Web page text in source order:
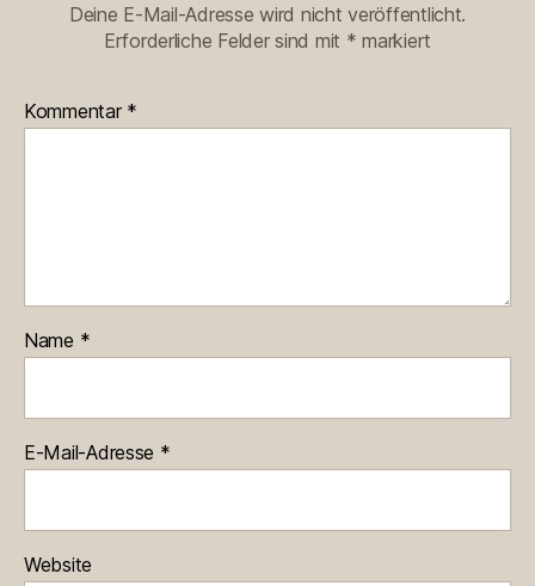
Deine E-Mail-Adresse wird nicht veröffentlicht.
Erforderliche Felder sind mit * markiert
Kommentar *
Name *
E-Mail-Adresse *
Website